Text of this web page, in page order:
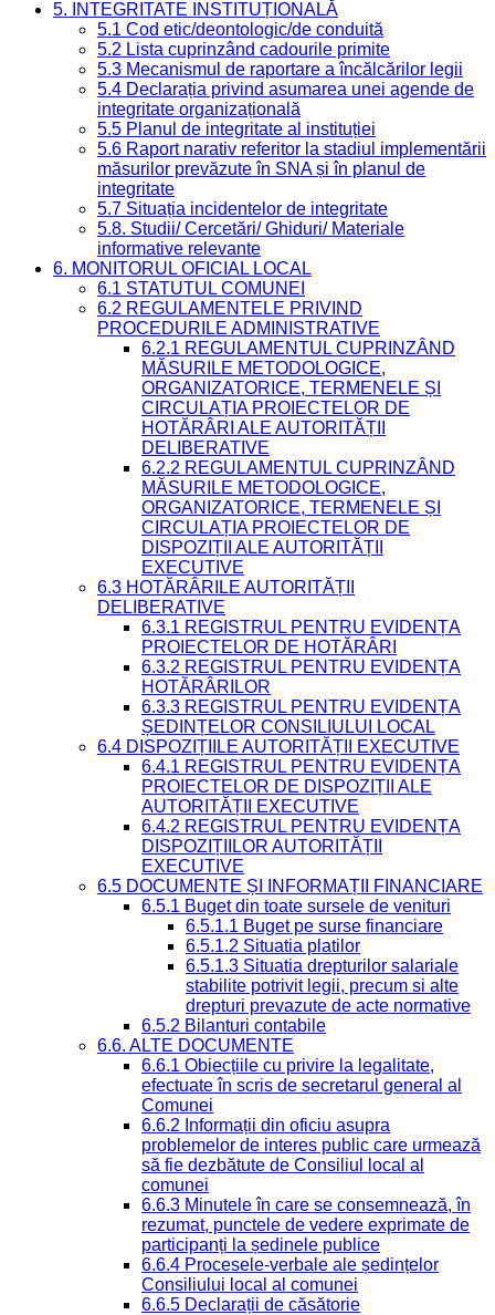
5. INTEGRITATE INSTITUȚIONALĂ
5.1 Cod etic/deontologic/de conduită
5.2 Lista cuprinzând cadourile primite
5.3 Mecanismul de raportare a încălcărilor legii
5.4 Declarația privind asumarea unei agende de
integritate organizațională
5.5 Planul de integritate al instituției
5.6 Raport narativ referitor la stadiul implementării
măsurilor prevăzute în SNA și în planul de
integritate
5.7 Situația incidentelor de integritate
5.8. Studii/ Cercetări/ Ghiduri/ Materiale
informative relevante
6. MONITORUL OFICIAL LOCAL
6.1 STATUTUL COMUNEI
6.2 REGULAMENTELE PRIVIND
PROCEDURILE ADMINISTRATIVE
6.2.1 REGULAMENTUL CUPRINZÂND
MĂSURILE METODOLOGICE,
ORGANIZATORICE, TERMENELE ȘI
CIRCULAȚIA PROIECTELOR DE
HOTĂRÂRI ALE AUTORITĂȚII
DELIBERATIVE
6.2.2 REGULAMENTUL CUPRINZÂND
MĂSURILE METODOLOGICE,
ORGANIZATORICE, TERMENELE ȘI
CIRCULAȚIA PROIECTELOR DE
DISPOZIȚII ALE AUTORITĂȚII
EXECUTIVE
6.3 HOTĂRÂRILE AUTORITĂȚII
DELIBERATIVE
6.3.1 REGISTRUL PENTRU EVIDENȚA
PROIECTELOR DE HOTĂRÂRI
6.3.2 REGISTRUL PENTRU EVIDENȚA
HOTĂRÂRILOR
6.3.3 REGISTRUL PENTRU EVIDENȚA
ȘEDINȚELOR CONSILIULUI LOCAL
6.4 DISPOZIȚIILE AUTORITĂȚII EXECUTIVE
6.4.1 REGISTRUL PENTRU EVIDENȚA
PROIECTELOR DE DISPOZIȚII ALE
AUTORITĂȚII EXECUTIVE
6.4.2 REGISTRUL PENTRU EVIDENȚA
DISPOZIȚIILOR AUTORITĂȚII
EXECUTIVE
6.5 DOCUMENTE ȘI INFORMAȚII FINANCIARE
6.5.1 Buget din toate sursele de venituri
6.5.1.1 Buget pe surse financiare
6.5.1.2 Situatia platilor
6.5.1.3 Situatia drepturilor salariale
stabilite potrivit legii, precum si alte
drepturi prevazute de acte normative
6.5.2 Bilanturi contabile
6.6. ALTE DOCUMENTE
6.6.1 Obiecțiile cu privire la legalitate,
efectuate în scris de secretarul general al
Comunei
6.6.2 Informații din oficiu asupra
problemelor de interes public care urmează
să fie dezbătute de Consiliul local al
comunei
6.6.3 Minutele în care se consemnează, în
rezumat, punctele de vedere exprimate de
participanți la ședinele publice
6.6.4 Procesele-verbale ale ședințelor
Consiliului local al comunei
6.6.5 Declarații de căsătorie